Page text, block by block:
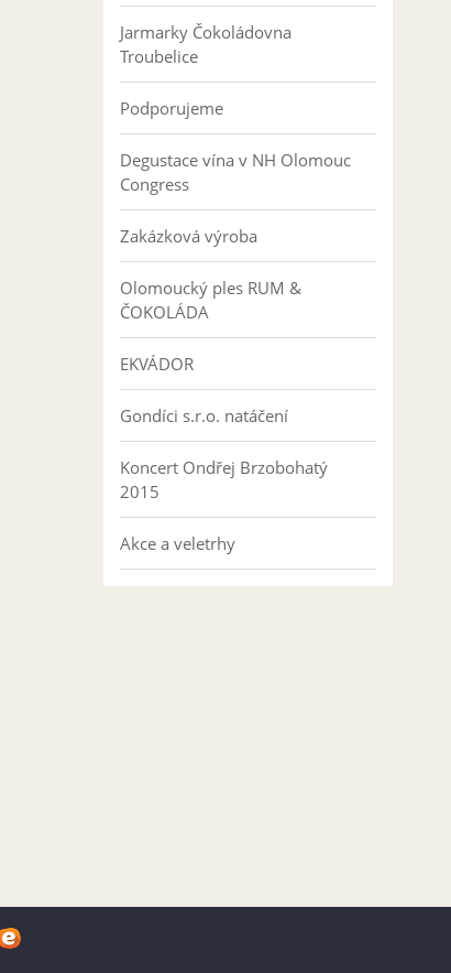
Jarmarky Čokoládovna
Troubelice
Podporujeme
Degustace vína v NH Olomouc
Congress
Zakázková výroba
Olomoucký ples RUM &
ČOKOLÁDA
EKVÁDOR
Gondíci s.r.o. natáčení
Koncert Ondřej Brzobohatý
2015
Akce a veletrhy